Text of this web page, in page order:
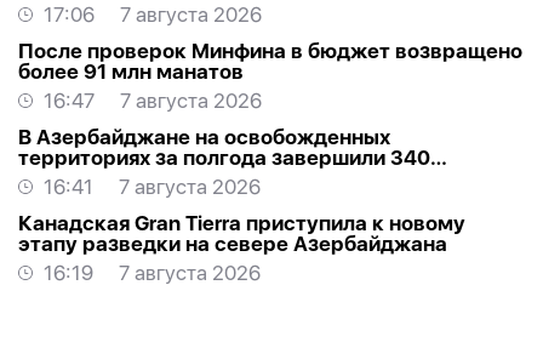
17:06
7 августа 2026
После проверок Минфина в бюджет возвращено
более 91 млн манатов
16:47
7 августа 2026
В Азербайджане на освобожденных
территориях за полгода завершили 340
проектов
16:41
7 августа 2026
Канадская Gran Tierra приступила к новому
этапу разведки на севере Азербайджана
16:19
7 августа 2026